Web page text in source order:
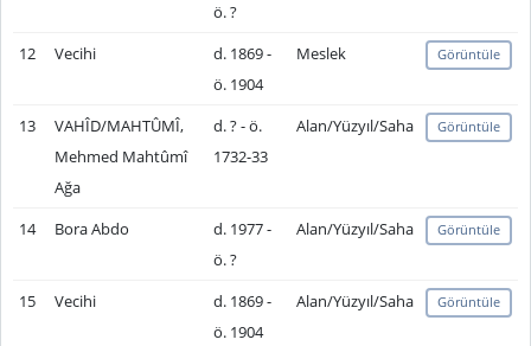
ö. ?
12 Vecihi
d. 1869 -
ö. 1904
Meslek Görüntüle
13
VAHÎD/MAHTÛMÎ,
Mehmed Mahtûmî
Ağa
d. ? - ö.
1732-33
Alan/Yüzyıl/Saha Görüntüle
14 Bora Abdo
d. 1977 -
ö. ?
Alan/Yüzyıl/Saha Görüntüle
15 Vecihi
d. 1869 -
ö. 1904
Alan/Yüzyıl/Saha Görüntüle